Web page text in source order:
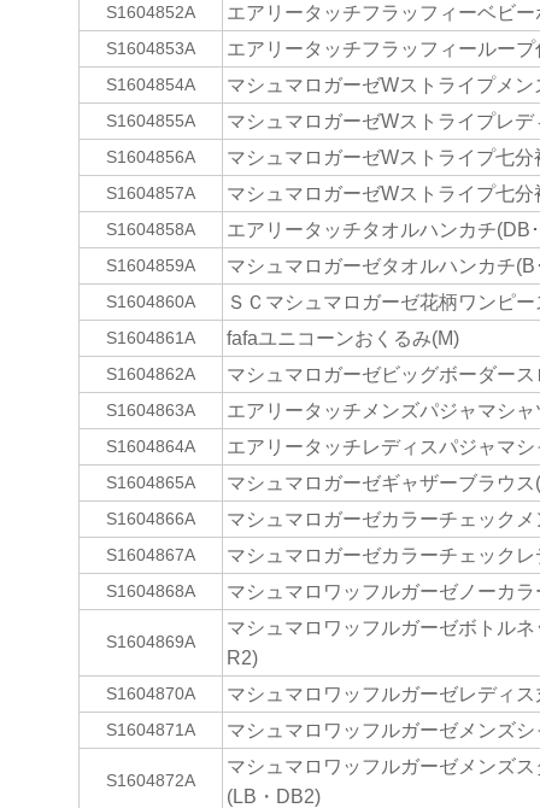
S1604852A エアリータッチフラッフィーベビ
S1604853A エアリータッチフラッフィールー
S1604854A マシュマロガーゼWストライプメ
S1604855A マシュマロガーゼWストライプレ
S1604856A マシュマロガーゼWストライプ七
S1604857A マシュマロガーゼWストライプ七
S1604858A エアリータッチタオルハンカチ(DB
S1604859A マシュマロガーゼタオルハンカチ(B
S1604860A ＳＣマシュマロガーゼ花柄ワンピ
S1604861A fafaユニコーンおくるみ(M)
S1604862A マシュマロガーゼビッグボーダー
S1604863A エアリータッチメンズパジャマシ
S1604864A エアリータッチレディスパジャマ
S1604865A マシュマロガーゼギャザーブラウ
S1604866A マシュマロガーゼカラーチェック
S1604867A マシュマロガーゼカラーチェック
S1604868A マシュマロワッフルガーゼノーカ
S1604869A
マシュマロワッフルガーゼボトル
R2)
S1604870A マシュマロワッフルガーゼレディ
S1604871A マシュマロワッフルガーゼメンズ
S1604872A
マシュマロワッフルガーゼメンズ
(LB・DB2)